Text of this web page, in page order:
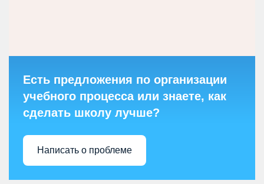
Есть предложения по организации
учебного процесса или знаете, как
сделать школу лучше?
Написать о проблеме